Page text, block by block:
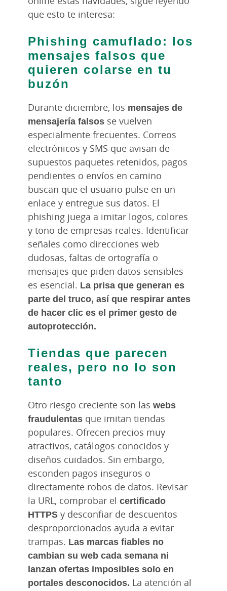
que esto te interesa:
Phishing camuflado: los
mensajes falsos que
quieren colarse en tu
buzón
Durante diciembre, los mensajes de
mensajería falsos se vuelven
especialmente frecuentes. Correos
electrónicos y SMS que avisan de
supuestos paquetes retenidos, pagos
pendientes o envíos en camino
buscan que el usuario pulse en un
enlace y entregue sus datos. El
phishing juega a imitar logos, colores
y tono de empresas reales. Identificar
señales como direcciones web
dudosas, faltas de ortografía o
mensajes que piden datos sensibles
es esencial. La prisa que generan es
parte del truco, así que respirar antes
de hacer clic es el primer gesto de
autoprotección.
Tiendas que parecen
reales, pero no lo son
tanto
Otro riesgo creciente son las webs
fraudulentas que imitan tiendas
populares. Ofrecen precios muy
atractivos, catálogos conocidos y
diseños cuidados. Sin embargo,
esconden pagos inseguros o
directamente robos de datos. Revisar
la URL, comprobar el certificado
HTTPS y desconfiar de descuentos
desproporcionados ayuda a evitar
trampas. Las marcas fiables no
cambian su web cada semana ni
lanzan ofertas imposibles solo en
portales desconocidos. La atención al